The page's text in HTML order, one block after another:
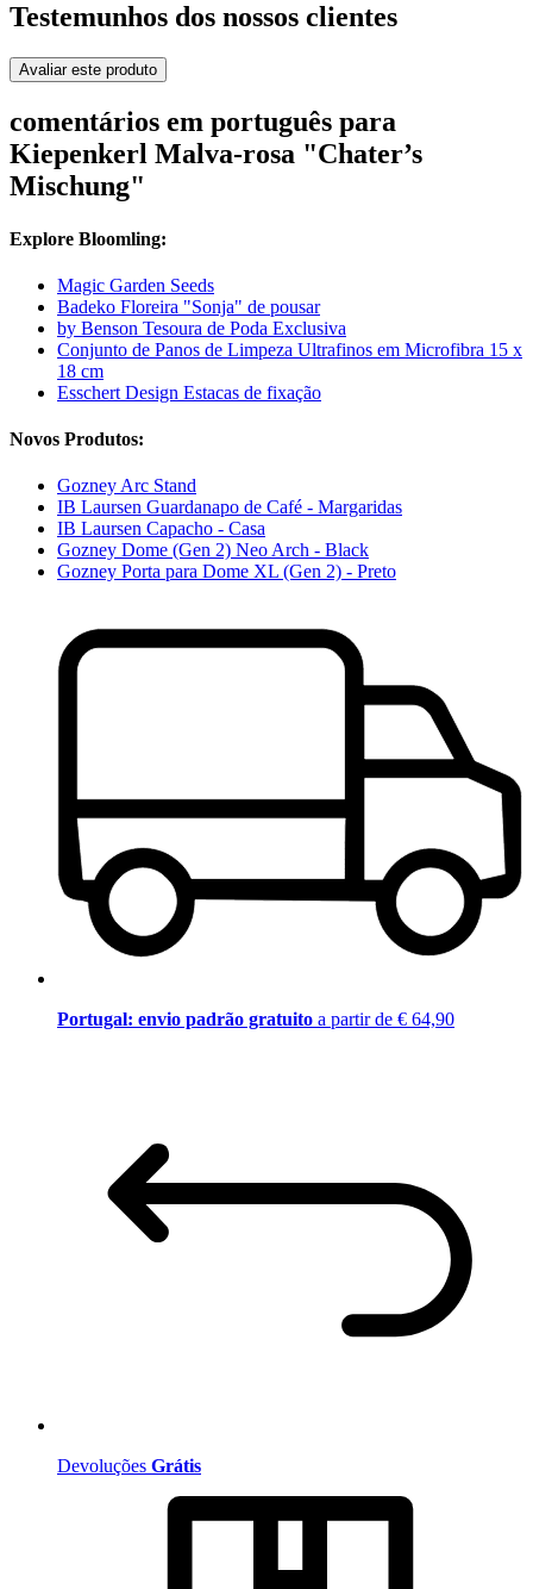
Testemunhos dos nossos clientes
Avaliar este produto
comentários em português para
Kiepenkerl Malva-rosa "Chater’s
Mischung"
Explore Bloomling:
Magic Garden Seeds
Badeko Floreira "Sonja" de pousar
by Benson Tesoura de Poda Exclusiva
Conjunto de Panos de Limpeza Ultrafinos em Microfibra 15 x
18 cm
Esschert Design Estacas de fixação
Novos Produtos:
Gozney Arc Stand
IB Laursen Guardanapo de Café - Margaridas
IB Laursen Capacho - Casa
Gozney Dome (Gen 2) Neo Arch - Black
Gozney Porta para Dome XL (Gen 2) - Preto
Portugal: envio padrão gratuito a partir de € 64,90
Devoluções Grátis